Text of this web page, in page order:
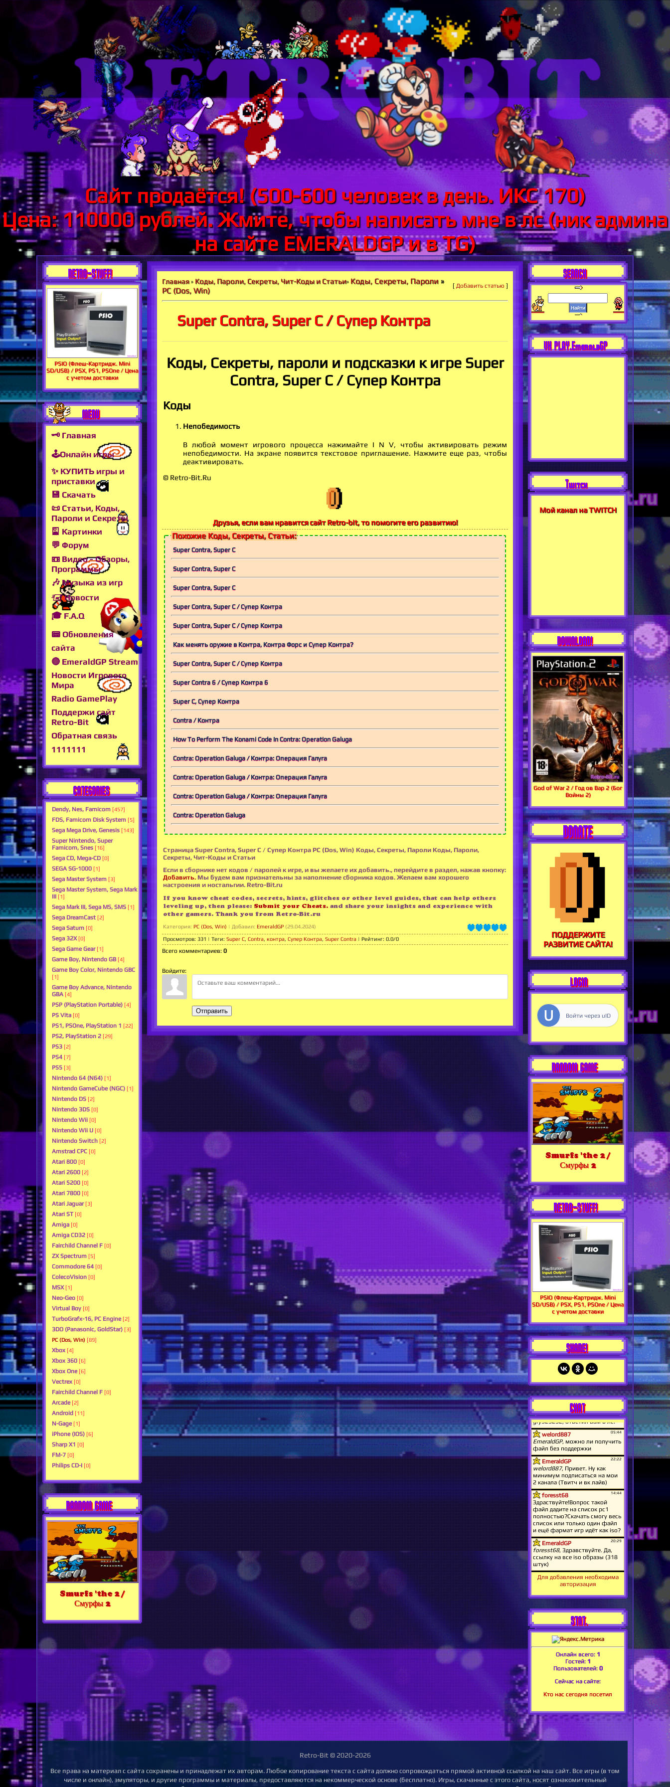
Сайт продаётся! (500-600 человек в день. ИКС 170)
Цена: 110000 рублей. Жмите, чтобы написать мне в лс (ник админа
на сайте EMERALDGP и в TG)
RETRO-STUFF!
PSIO (Флеш-Картридж. Mini
SD/USB) / PSX, PS1, PSOne / Цена
с учетом доставки
MENU
🗝 Главная
🕹Онлайн игры
✨ КУПИТЬ игры и
приставки
💾 Скачать
📜 Статьи, Коды,
Пароли и Секреты
🎴 Картинки
💬 Форум
📼 Видео - Обзоры,
Программы
🎶 Музыка из игр
🖅 Новости
🎓 F.A.Q
📟 Обновления
сайта
🔴 EmeraldGP Stream
Новости Игрового
Мира
Radio GamePlay
Поддержи сайт
Retro-Bit
Обратная связь
1111111
CATEGORIES
Dendy, Nes, Famicom [457]
FDS, Famicom Disk System [5]
Sega Mega Drive, Genesis [143]
Super Nintendo, Super
Famicom, Snes [16]
Sega CD, Mega-CD [0]
SEGA SG-1000 [1]
Sega Master System [3]
Sega Master System, Sega Mark
III [1]
Sega Mark III, Sega MS, SMS [1]
Sega DreamCast [2]
Sega Saturn [0]
Sega 32X [0]
Sega Game Gear [1]
Game Boy, Nintendo GB [4]
Game Boy Color, Nintendo GBC
[1]
Game Boy Advance, Nintendo
GBA [4]
PSP (PlayStation Portable) [4]
PS Vita [0]
PS1, PSOne, PlayStation 1 [22]
PS2, PlayStation 2 [29]
PS3 [2]
PS4 [7]
PS5 [3]
Nintendo 64 (N64) [1]
Nintendo GameCube (NGC) [1]
Nintendo DS [2]
Nintendo 3DS [0]
Nintendo Wii [0]
Nintendo Wii U [0]
Nintendo Switch [2]
Amstrad CPC [0]
Atari 800 [0]
Atari 2600 [2]
Atari 5200 [0]
Atari 7800 [0]
Atari Jaguar [3]
Atari ST [0]
Amiga [0]
Amiga CD32 [0]
Fairchild Channel F [0]
ZX Spectrum [5]
Commodore 64 [0]
ColecoVision [0]
MSX [1]
Neo-Geo [0]
Virtual Boy [0]
TurboGrafx-16, PC Engine [2]
3DO (Panasonic, GoldStar) [3]
PC (Dos, Win) [89]
Xbox [4]
Xbox 360 [6]
Xbox One [6]
Vectrex [0]
Fairchild Channel F [0]
Arcade [2]
Android [11]
N-Gage [1]
iPhone (IOS) [6]
Sharp X1 [0]
FM-7 [0]
Philips CD-I [0]
RANDOM GAME
Smurfs 'the 2 /
Смурфы 2
Главная » Коды, Пароли, Секреты, Чит-Коды и Статьи» Коды, Секреты, Пароли »
PC (Dos, Win)
[ Добавить статью ]
Super Contra, Super C / Супер Контра
Коды, Секреты, пароли и подсказки к игре Super
Contra, Super C / Супер Контра
Коды
Непобедимость
В любой момент игрового процесса нажимайте I N V, чтобы активировать режим
непобедимости. На экране появится текстовое приглашение. Нажмите еще раз, чтобы
деактивировать.
© Retro-Bit.Ru
Друзья, если вам нравится сайт Retro-bit, то помогите его развитию!
Похожие Коды, Секреты, Статьи:
Super Contra, Super C
Super Contra, Super C
Super Contra, Super C
Super Contra, Super C / Супер Контра
Super Contra, Super C / Супер Контра
Как менять оружие в Контра, Контра Форс и Супер Контра?
Super Contra, Super C / Супер Контра
Super Contra 6 / Супер Контра 6
Super C, Супер Контра
Contra / Контра
How To Perform The Konami Code In Contra: Operation Galuga
Contra: Operation Galuga / Контра: Операция Галуга
Contra: Operation Galuga / Контра: Операция Галуга
Contra: Operation Galuga / Контра: Операция Галуга
Contra: Operation Galuga
Страница Super Contra, Super C / Супер Контра PC (Dos, Win) Коды, Секреты, Пароли Коды, Пароли,
Секреты, Чит-Коды и Статьи
Если в сборнике нет кодов / паролей к игре, и вы желаете их добавить., перейдите в раздел, нажав кнопку:
Добавить. Мы будем вам признательны за наполнение сборника кодов. Желаем вам хорошего
настроения и ностальгии. Retro-Bit.ru
If you know cheat codes, secrets, hints, glitches or other level guides, that can help others
leveling up, then please: Submit your Cheats. and share your insights and experience with
other gamers. Thank you from Retro-Bit.ru
Категория: PC (Dos, Win) | Добавил: EmeraldGP (29.04.2024)
Просмотров: 331 | Теги: Super C, Contra, контра, Супер Контра, Super Contra | Рейтинг: 0.0/0
Всего комментариев: 0
Войдите:
Отправить
SEARCH
VK PLAY.EmeraldGP
Twitch
Мой канал на TWITCH
DOWNLOAD!
God of War 2 / Год ов Вар 2 (Бог
Войны 2)
DONATE
ПОДДЕРЖИТЕ
РАЗВИТИЕ САЙТА!
LOGIN
Войти через uID
RANDOM GAME
Smurfs 'the 2 /
Смурфы 2
RETRO-STUFF!
PSIO (Флеш-Картридж. Mini
SD/USB) / PSX, PS1, PSOne / Цена
с учетом доставки
SHARE!
CHAT
Для добавления необходима
авторизация
STAT.
Онлайн всего: 1
Гостей: 1
Пользователей: 0
Сейчас на сайте:
Кто нас сегодня посетил
Retro-Bit © 2020-2026
Все права на материал с сайта сохранены и принадлежат их авторам. Любое копирование текста с сайта должно сопровождаться прямой активной ссылкой на наш сайт. Все игры (в том
числе и онлайн), эмуляторы, и другие программы и материалы, предоставляются на некоммерческой основе (бесплатно). Игры, скачанные с этого сайта, носят ознакомительный